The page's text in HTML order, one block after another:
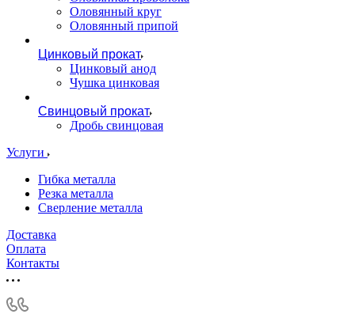
Оловянный круг
Оловянный припой
Цинковый прокат
Цинковый анод
Чушка цинковая
Свинцовый прокат
Дробь свинцовая
Услуги
Гибка металла
Резка металла
Сверление металла
Доставка
Оплата
Контакты